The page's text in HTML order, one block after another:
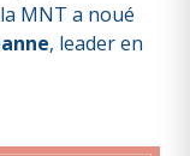
MNT a noué
, leader en